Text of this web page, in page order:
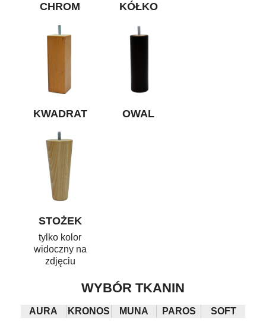
CHROM KÓŁKO
KWADRAT OWAL
STOŻEK
tylko kolor
widoczny na
zdjęciu
WYBÓR TKANIN
AURA KRONOS MUNA PAROS SOFT